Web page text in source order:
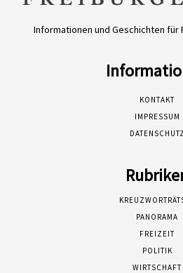
Informationen und Geschichten für
KONTAKT
IMPRESSUM
DATENSCHUTZ
PANORAMA
FREIZEIT
POLITIK
WIRTSCHAFT